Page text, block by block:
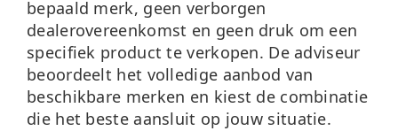
bepaald merk, geen verborgen
dealerovereenkomst en geen druk om een
specifiek product te verkopen. De adviseur
beoordeelt het volledige aanbod van
beschikbare merken en kiest de combinatie
die het beste aansluit op jouw situatie.